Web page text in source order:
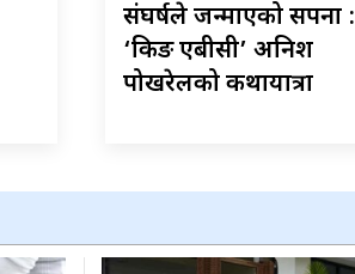
संघर्षले जन्माएको सपना :
‘किङ एबीसी’ अनिश
पोखरेलको कथायात्रा